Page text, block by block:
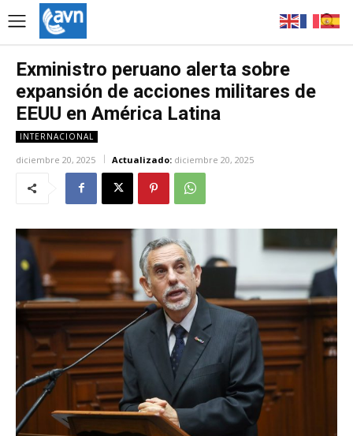
Exministro peruano alerta sobre
expansión de acciones militares de
EEUU en América Latina
INTERNACIONAL
diciembre 20, 2025 Actualizado: diciembre 20, 2025